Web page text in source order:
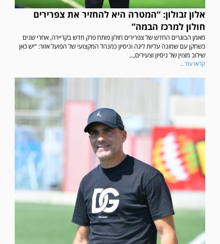
אלון זבולון: “המטרה היא להחזיר את צפרירים
חולון למרכז הבמה”
מאמן הבוגרים החדש של צפרירים חולון פותח פרק חדש בקריירה, אחרי שנים
כשחקן עם שמונה עליות ליגה וניסיון כמנהל המקצועי של הפועל אזור: “יש כאן
שילוב מצוין של ניסיון וצעירים,...
קראו עוד...